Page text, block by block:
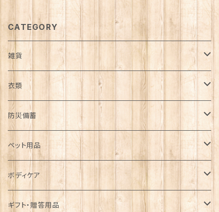
CATEGORY
雑貨
日用品雑貨
インテリア
カゴ・バスケット
エコバッグ
花瓶
服飾雑貨
帽子
アクセサリー
マフラー・ストール
キッチン雑貨
食器
お箸
ガーデン雑貨
ジョウロ
ステーショナリー
衣類
アウター
コート
ダウン
ジャケット
トップス
長袖
半袖
ボトムス
スカート
ワンピース・チュニック
防災備蓄
防災用品
下着
食器・カトラリー
食料
パックご飯
飲料
ペット用品
ドライフード
犬用
ウェットフード
ボディケア
基礎化粧品
ギフト・贈答用品